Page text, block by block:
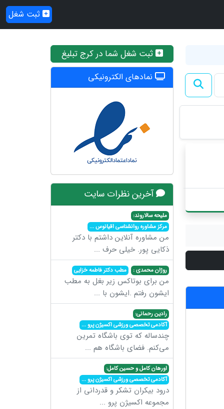
ثبت شغل
ثبت شغل شما در کرج تبلیغ
نمادهای الکترونیکی
آخرین نظرات سایت
ملیحه سالاروند:
مرکز مشاوره روانشناسی اقیانوس...
من مشاوره آنلاین داشتم با دکتر
ذکایی پور. خیلی حرف ...
روژان محمدی : مطب دکتر فاطمه خزایی
من برای بوتاکس زیر بغل به مطب
ایشون رفتم .ایشون با ...
رادین رحمانی:
آکادمی تخصصی ورزشی اکسیژن پرو...
چندساله که توی باشگاه تمرین
می‌کنم. فضای باشگاه هم ...
اورهان کامل و حسین کامل:
آکادمی تخصصی ورزشی اکسیژن پرو...
درود بیکران تشکر و قدردانی از
مجموعه اکسیژن پرو ...